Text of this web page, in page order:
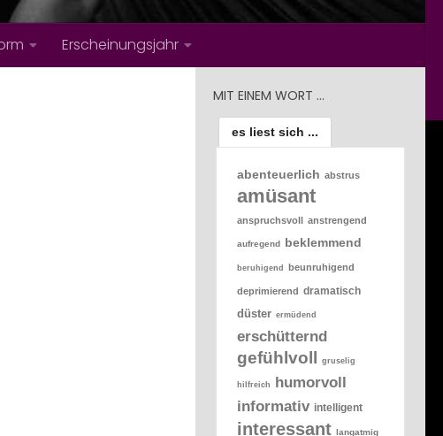
Erscheinungsjahr
MIT EINEM WORT …
es liest sich ...
abenteuerlich abstrus
amüsant
anspruchsvoll anstrengend
aufregend beklemmend
beruhigend beunruhigend
deprimierend dramatisch
düster ermüdend
erschütternd
gefühlvoll gruselig
hilfreich
humorvoll
informativ intelligent
interessant langatmig